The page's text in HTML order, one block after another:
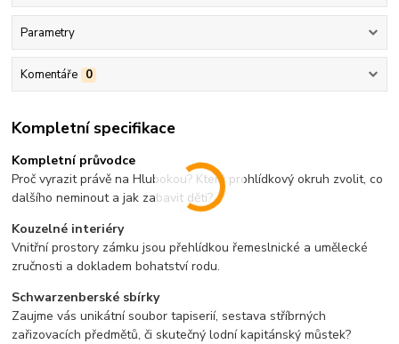
Parametry
Komentáře 0
Kompletní specifikace
Kompletní průvodce
Proč vyrazit právě na Hlubokou? Který prohlídkový okruh zvolit, co
dalšího neminout a jak zabavit děti?
Kouzelné interiéry
Vnitřní prostory zámku jsou přehlídkou řemeslnické a umělecké
zručnosti a dokladem bohatství rodu.
Schwarzenberské sbírky
Zaujme vás unikátní soubor tapiserií, sestava stříbrných
zařizovacích předmětů, či skutečný lodní kapitánský můstek?